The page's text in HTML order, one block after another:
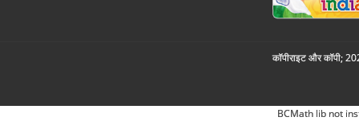
कॉपीराइट और कॉपी;
BCMath lib not